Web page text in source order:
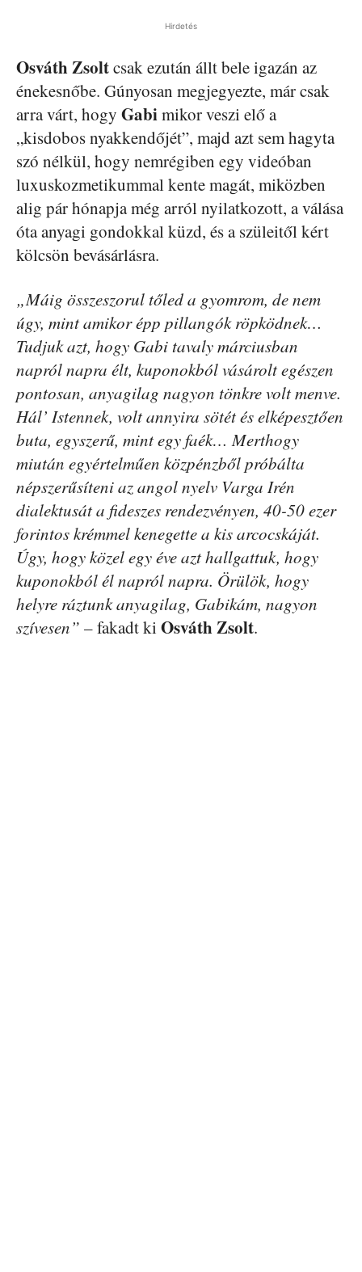
Hirdetés
Osváth Zsoltcsak ezután állt bele igazán az
énekesnőbe. Gúnyosan megjegyezte, már csak
arra várt, hogy Gabimikor veszi elő a
„kisdobos nyakkendőjét”, majd azt sem hagyta
szó nélkül, hogy nemrégiben egy videóban
luxuskozmetikummal kente magát, miközben
alig pár hónapja még arról nyilatkozott, a válása
óta anyagi gondokkal küzd, és a szüleitől kért
kölcsön bevásárlásra.
„Máig összeszorul tőled a gyomrom, de nem
úgy, mint amikor épp pillangók röpködnek…
Tudjuk azt, hogy Gabi tavaly márciusban
napról napra élt, kuponokból vásárolt egészen
pontosan, anyagilag nagyon tönkre volt menve.
Hál’ Istennek, volt annyira sötét és elképesztően
buta, egyszerű, mint egy faék… Merthogy
miután egyértelműen közpénzből próbálta
népszerűsíteni az angol nyelv Varga Irén
dialektusát a fideszes rendezvényen, 40-50 ezer
forintos krémmel kenegette a kis arcocskáját.
Úgy, hogy közel egy éve azt hallgattuk, hogy
kuponokból él napról napra. Örülök, hogy
helyre ráztunk anyagilag, Gabikám, nagyon
szívesen” – fakadt ki Osváth Zsolt.